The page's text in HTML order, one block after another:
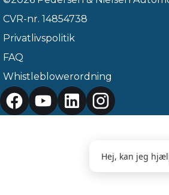
CVR-nr. 14854738
Privatlivspolitik
FAQ
Whistleblowerordning